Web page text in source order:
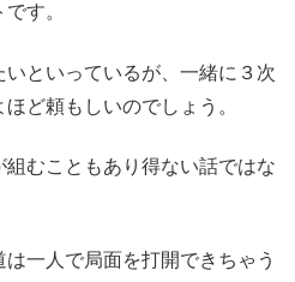
す。
といっているが、一緒に３次
ど頼もしいのでしょう。
むこともあり得ない話ではな
一人で局面を打開できちゃう